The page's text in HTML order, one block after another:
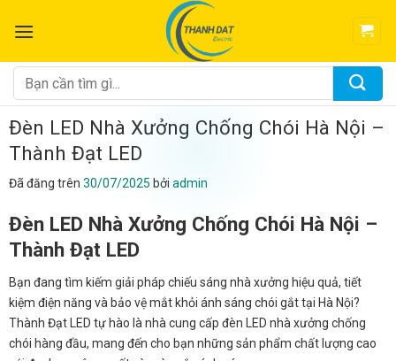
đến
dung
Tìm
kiếm:
Đèn LED Nhà Xưởng Chống Chói Hà Nội –
Thành Đạt LED
Đã đăng trên 30/07/2025 bởi admin
Đèn LED Nhà Xưởng Chống Chói Hà Nội –
Thành Đạt LED
Bạn đang tìm kiếm giải pháp chiếu sáng nhà xưởng hiệu quả, tiết
kiệm điện năng và bảo vệ mắt khỏi ánh sáng chói gắt tại Hà Nội?
Thành Đạt LED tự hào là nhà cung cấp đèn LED nhà xưởng chống
chói hàng đầu, mang đến cho bạn những sản phẩm chất lượng cao